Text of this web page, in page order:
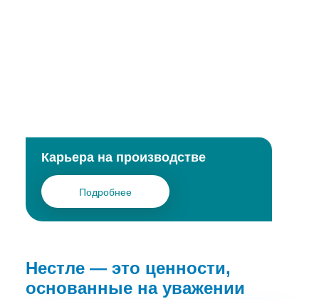
Карьера на производстве
Подробнее
Нестле — это ценности,
основанные на уважении